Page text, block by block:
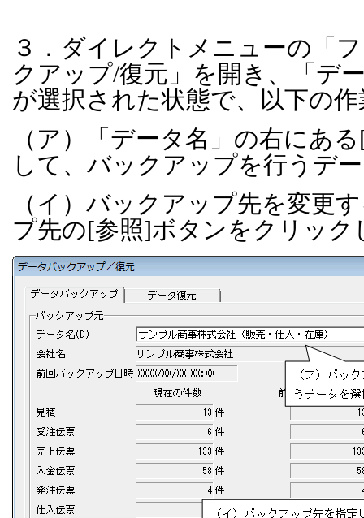
３．ダイレクトメニューの「
クアップ/復元」を開き、「デ
が選択された状態で、以下の
（ア）「データ名」の右にある
して、バックアップを行うデ
（イ）バックアップ先を変更
プ先の[参照]ボタンをクリック